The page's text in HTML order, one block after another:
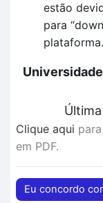
estão
para
plataforma.
Clique aqui
em PDF.
Eu concordo